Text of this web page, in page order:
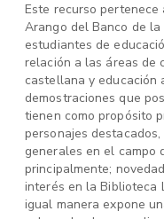
Este recurso
Arango del Banco de
estudiantes de
relación a las áreas de
castellana y educación
demostraciones que
tienen como propósito
personajes
generales en el campo
principalmente;
interés en la Biblioteca
igual manera expone